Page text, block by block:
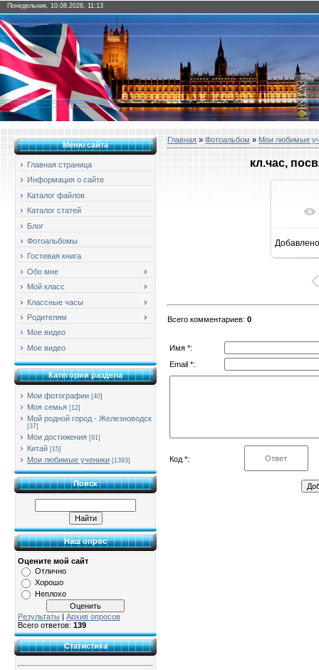
Понедельник, 10.08.2026, 11:13
Меню сайта
Главная страница
Информация о сайте
Каталог файлов
Каталог статей
Блог
Фотоальбомы
Гостевая книга
Обо мне
Мой класс
Классные часы
Родителям
Мое видео
Мое видео
Категории раздела
Мои фотографии [40]
Моя семья [12]
Мой родной город - Железноводск
[37]
Мои достижения [91]
Китай [15]
Мои любимые ученики [1393]
Поиск
Наш опрос
Оцените мой сайт
Отлично
Хорошо
Неплохо
Результаты | Архив опросов
Всего ответов: 139
Статистика
Главная » Фотоальбом » Мои любимые
кл.час,
Добавлено
Всего комментариев: 0
Имя *:
Email *:
Код *: